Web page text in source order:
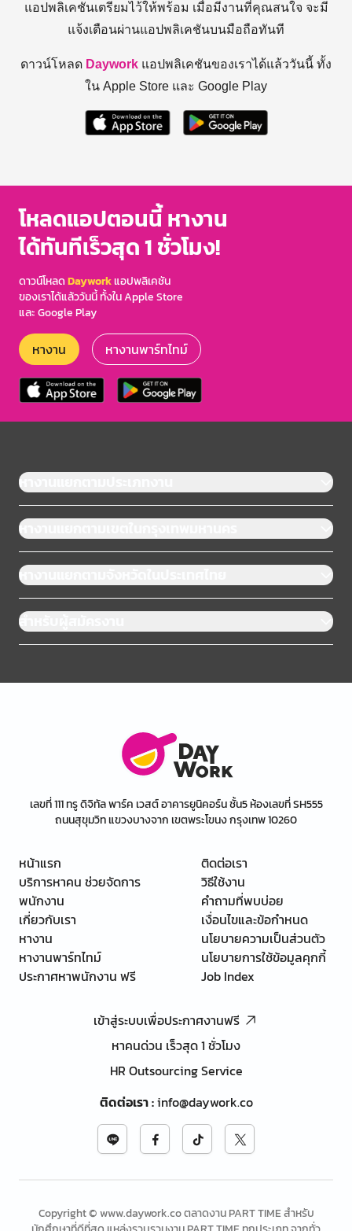
แอปพลิเคชันเตรียมไว้ให้พร้อม เมื่อมีงานที่คุณสนใจ จะมี
แจ้งเตือนผ่านแอปพลิเคชันบนมือถือทันที
ดาวน์โหลด Daywork แอปพลิเคชันของเราได้แล้ววันนี้ ทั้ง
ใน Apple Store และ Google Play
โหลดแอปตอนนี้ หางาน
ได้ทันทีเร็วสุด 1 ชั่วโมง!
ดาวน์โหลดDayworkแอปพลิเคชัน
ของเราได้แล้ววันนี้ ทั้งใน Apple Store
และ Google Play
หางาน หางานพาร์ทไทม์
หางานแยกตามประเภทงาน
หางานแยกตามเขตในกรุงเทพมหานคร
หางานแยกตามจังหวัดในประเทศไทย
สำหรับผู้สมัครงาน
เลขที่ 111 ทรู ดิจิทัล พาร์ค เวสต์ อาคารยูนิคอร์น ชั้น5 ห้องเลขที่ SH555
ถนนสุขุมวิท แขวงบางจาก เขตพระโขนง กรุงเทพ 10260
หน้าแรก
บริการหาคน ช่วยจัดการ
พนักงาน
เกี่ยวกับเรา
หางาน
หางานพาร์ทไทม์
ประกาศหาพนักงาน ฟรี
ติดต่อเรา
วิธีใช้งาน
คำถามที่พบบ่อย
เงื่อนไขและข้อกำหนด
นโยบายความเป็นส่วนตัว
นโยบายการใช้ข้อมูลคุกกี้
Job Index
เข้าสู่ระบบเพื่อประกาศงานฟรี
หาคนด่วน เร็วสุด 1 ชั่วโมง
HR Outsourcing Service
ติดต่อเรา:info@daywork.co
Copyright © www.daywork.co ตลาดงาน PART TIME สำหรับ